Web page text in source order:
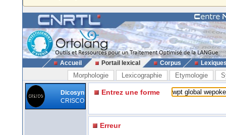
Accueil Portail lexical Corpus
Morphologie Lexicographie Etymologie
Dicosyn
CRISCO
Entrez une forme
Erreur